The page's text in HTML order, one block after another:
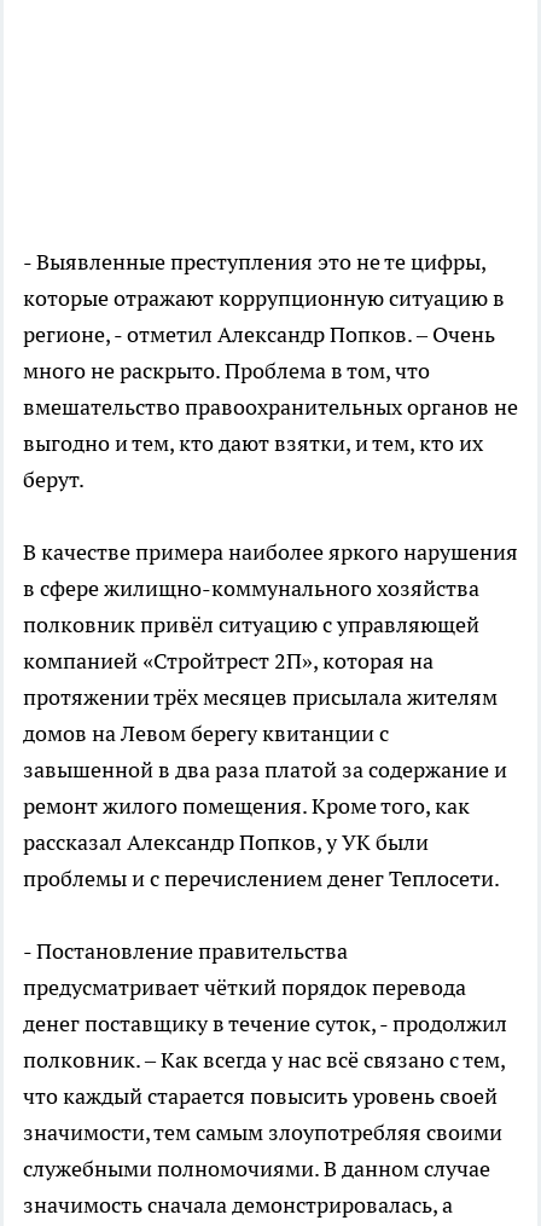
- Выявленные преступления это не те цифры,
которые отражают коррупционную ситуацию в
регионе, - отметил Александр Попков. – Очень
много не раскрыто. Проблема в том, что
вмешательство правоохранительных органов не
выгодно и тем, кто дают взятки, и тем, кто их
берут.
В качестве примера наиболее яркого нарушения
в сфере жилищно-коммунального хозяйства
полковник привёл ситуацию с управляющей
компанией «Стройтрест 2П», которая на
протяжении трёх месяцев присылала жителям
домов на Левом берегу квитанции с
завышенной в два раза платой за содержание и
ремонт жилого помещения. Кроме того, как
рассказал Александр Попков, у УК были
проблемы и с перечислением денег Теплосети.
- Постановление правительства
предусматривает чёткий порядок перевода
денег поставщику в течение суток, - продолжил
полковник. – Как всегда у нас всё связано с тем,
что каждый старается повысить уровень своей
значимости, тем самым злоупотребляя своими
служебными полномочиями. В данном случае
значимость сначала демонстрировалась, а